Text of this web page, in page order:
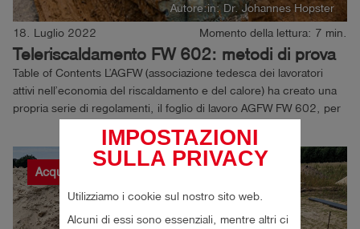
IMPOSTAZIONI
SULLA PRIVACY
Utilizziamo i cookie sul nostro sito web.
Alcuni di essi sono essenziali, mentre altri ci
Autore:in: Dr. Johannes Hopster
18. Luglio 2022 Momento della lettura: 7 min.
Teleriscaldamento FW 602: metodi di prova
Table of Contents L’AGFW (associazione tedesca dei lavoratori
attivi nell’economia del riscaldamento e del calore) ha creato una
propria serie di regolamenti, il foglio di lavoro AGFW FW 602, per
economico delle reti di...
Acqua